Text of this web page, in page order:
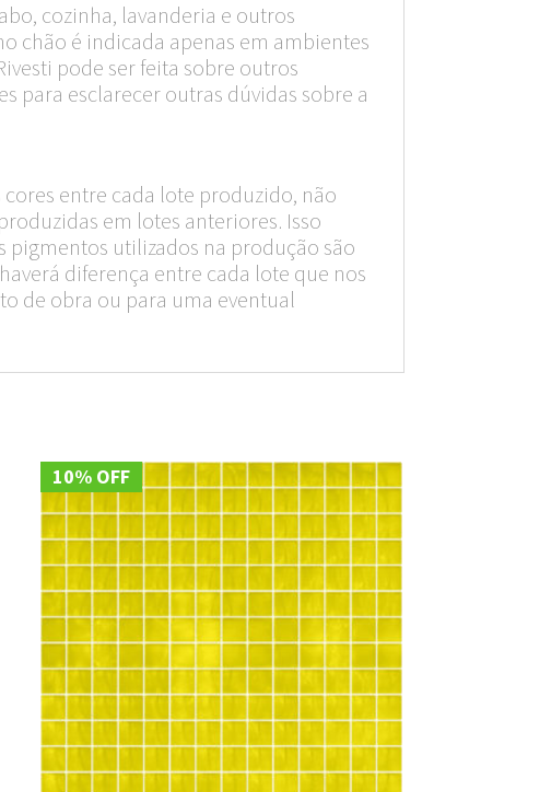
cozinha, lavanderia e outros
chão é indicada apenas em ambientes
pode ser feita sobre outros
para esclarecer outras dúvidas sobre a
entre cada lote produzido, não
em lotes anteriores. Isso
utilizados na produção são
diferença entre cada lote que nos
de obra ou para uma eventual
10% OFF